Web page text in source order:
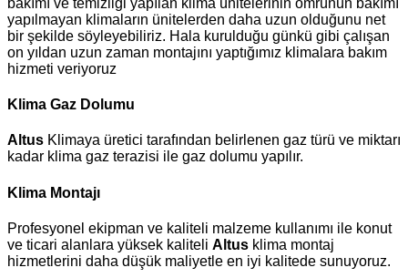
yapılmayan klimaların ünitelerden daha uzun olduğunu net
bir şekilde söyleyebiliriz. Hala kurulduğu günkü gibi çalışan
on yıldan uzun zaman montajını yaptığımız klimalara bakım
hizmeti veriyoruz
Klima Gaz Dolumu
Altus Klimaya üretici tarafından belirlenen gaz türü ve miktarı
kadar klima gaz terazisi ile gaz dolumu yapılır.
Klima Montajı
Profesyonel ekipman ve kaliteli malzeme kullanımı ile konut
ve ticari alanlara yüksek kaliteli Altus klima montaj
hizmetlerini daha düşük maliyetle en iyi kalitede sunuyoruz.